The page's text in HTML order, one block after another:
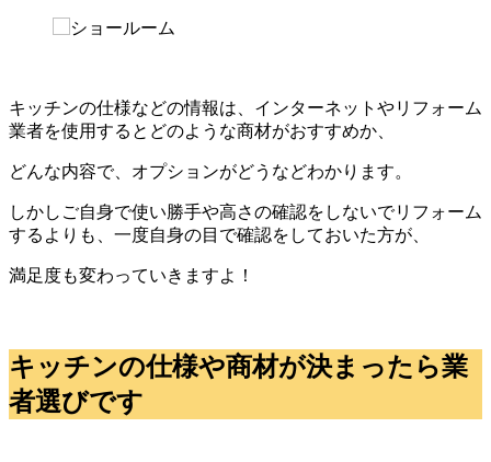
キッチンの仕様などの情報は、インターネットやリフォーム
業者を使用するとどのような商材がおすすめか、
どんな内容で、オプションがどうなどわかります。
しかしご自身で使い勝手や高さの確認をしないでリフォーム
するよりも、一度自身の目で確認をしておいた方が、
満足度も変わっていきますよ！
キッチンの仕様や商材が決まったら業
者選びです